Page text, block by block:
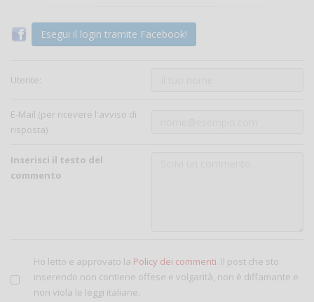
Esegui il login tramite Facebook!
Utente:
E-Mail (per ricevere l'avviso di
risposta)
Inserisci il testo del
commento
Ho letto e approvato la Policy dei commenti. Il post che sto
inserendo non contiene offese e volgarità, non è diffamante e
non viola le leggi italiane.